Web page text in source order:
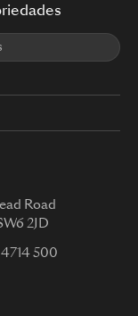
Road
2JD
500